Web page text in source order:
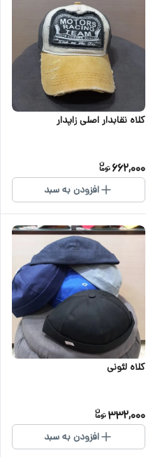
کلاه نقابدار اصلی زاپدار
662,000
افزودن به سبد
کلاه لئونی
332,000
افزودن به سبد